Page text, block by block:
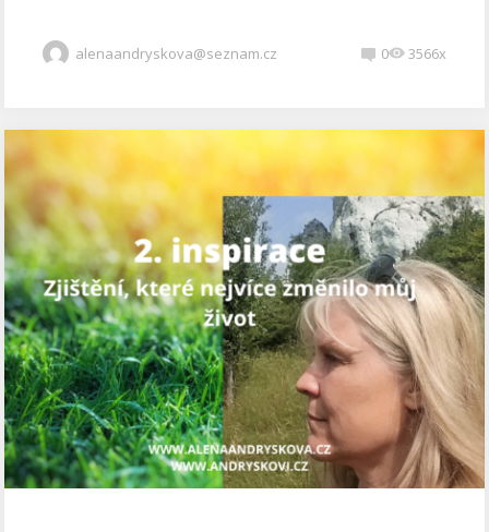
alenaandryskova@seznam.cz 0 3566x